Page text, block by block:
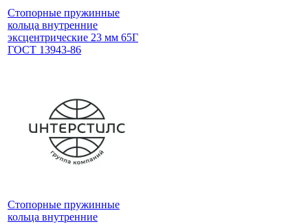
Стопорные пружинные
кольца внутренние
эксцентрические 23 мм 65Г
ГОСТ 13943-86
Стопорные пружинные
кольца внутренние